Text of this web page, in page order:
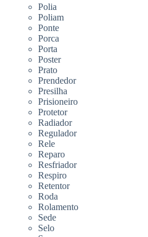
Polia
Poliam
Ponte
Porca
Porta
Poster
Prato
Prendedor
Presilha
Prisioneiro
Protetor
Radiador
Regulador
Rele
Reparo
Resfriador
Respiro
Retentor
Roda
Rolamento
Sede
Selo